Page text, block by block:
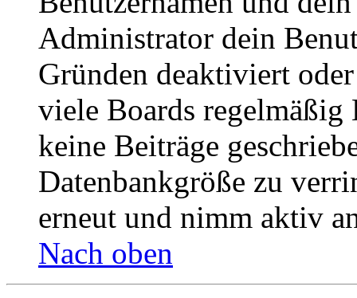
Administrator dein
Gründen deaktiviert
viele Boards
keine Beiträge
Datenbankgröße zu
erneut und nimm aktiv
Nach oben